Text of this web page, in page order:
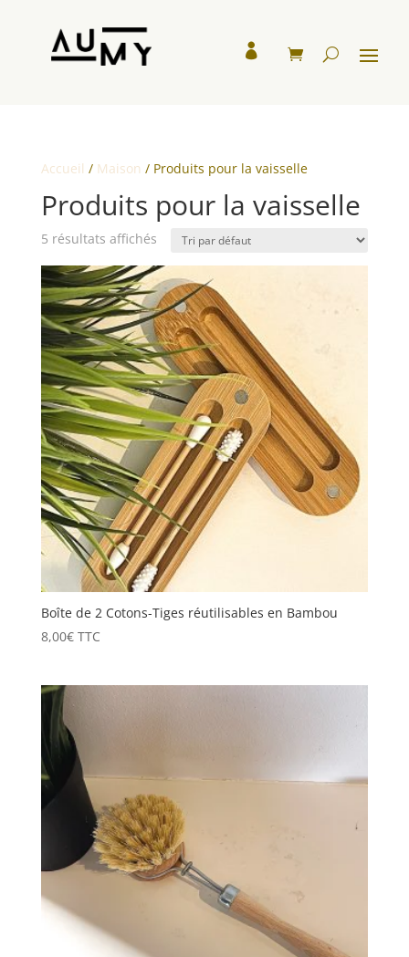

Accueil / Maison / Produits pour la vaisselle
Produits pour la vaisselle
5 résultats affichés
Boîte de 2 Cotons-Tiges réutilisables en Bambou
8,00€ TTC